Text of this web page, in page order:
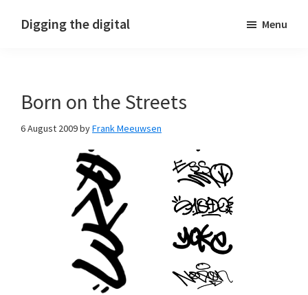
Digging the digital Menu
Born on the Streets
6 August 2009byFrank Meeuwsen